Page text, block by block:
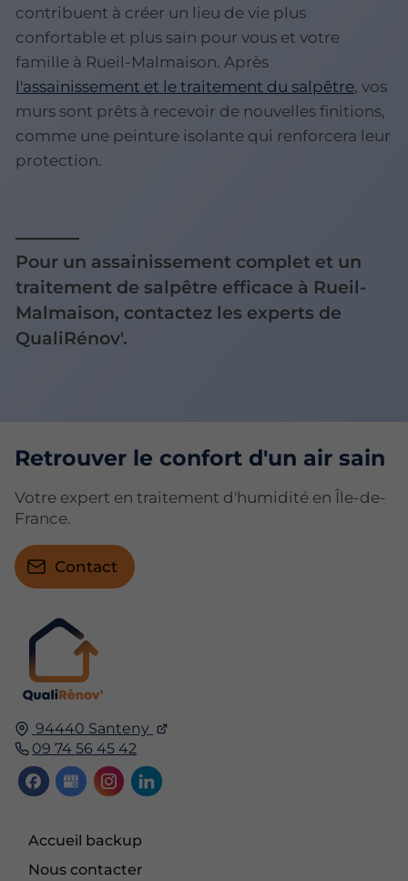
contribuent à créer un lieu de vie plus
confortable et plus sain pour vous et votre
famille à Rueil-Malmaison. Après
l'assainissement et le traitement du salpêtre, vos
murs sont prêts à recevoir de nouvelles finitions,
comme une peinture isolante qui renforcera leur
protection.
Pour un assainissement complet et un
traitement de salpêtre efficace à Rueil-
Malmaison, contactez les experts de
QualiRénov'.
94440 Santeny
09 74 56 45 42
Accueil backup
Nous contacter
Retrouver le confort d'un air sain
Votre expert en traitement d'humidité en Île-de-
France.
Contact